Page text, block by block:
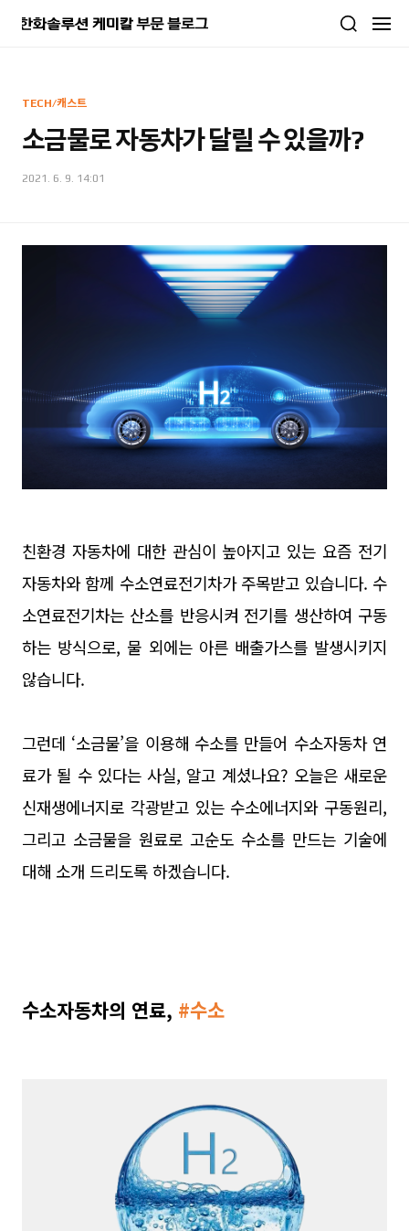
TECH/캐스트
소금물로 자동차가 달릴 수 있을까?
2021. 6. 9. 14:01
친환경 자동차에 대한 관심이 높아지고 있는 요즘 전기
자동차와 함께 수소연료전기차가 주목받고 있습니다. 수
소연료전기차는 산소를 반응시켜 전기를 생산하여 구동
하는 방식으로, 물 외에는 아른 배출가스를 발생시키지
않습니다.
그런데 ‘소금물’을 이용해 수소를 만들어 수소자동차 연
료가 될 수 있다는 사실, 알고 계셨나요? 오늘은 새로운
신재생에너지로 각광받고 있는 수소에너지와 구동원리,
그리고 소금물을 원료로 고순도 수소를 만드는 기술에
대해 소개 드리도록 하겠습니다.
수소자동차의 연료, #수소